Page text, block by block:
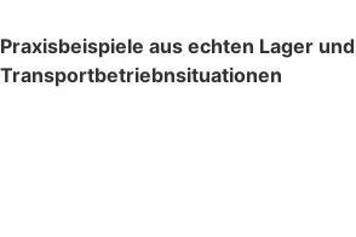
Praxisbeispiele aus echten Lager und
Transportbetriebnsituationen